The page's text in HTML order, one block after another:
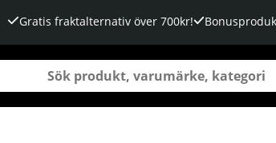
Gratis fraktalternativ över 700kr!